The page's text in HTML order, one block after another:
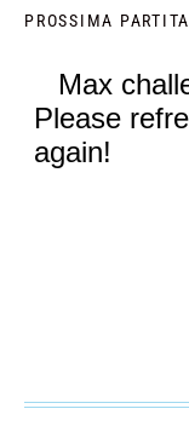
PROSSIMA PARTITA